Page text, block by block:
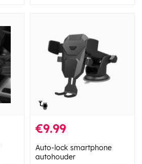
€9.99
Auto-lock smartphone
autohouder